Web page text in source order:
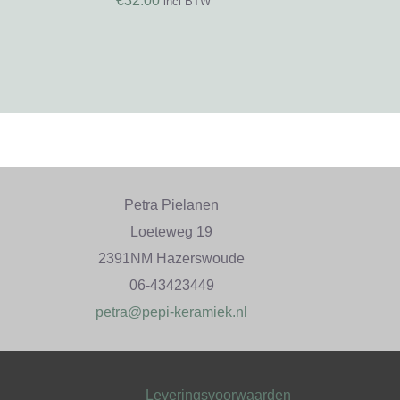
Petra Pielanen
Loeteweg 19
2391NM Hazerswoude
06-43423449
petra@pepi-keramiek.nl
Leveringsvoorwaarden